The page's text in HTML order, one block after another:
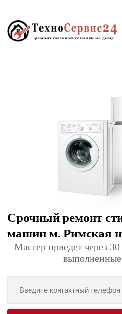
Срочный ремонт
машин м. Римская
Мастер приедет через